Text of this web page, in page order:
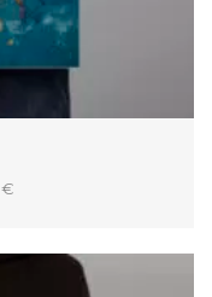
€Plage
prix :